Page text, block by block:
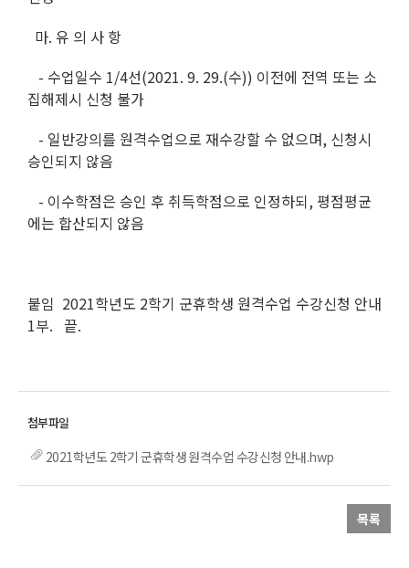
마. 유 의 사 항
- 수업일수 1/4선(2021. 9. 29.(수)) 이전에 전역 또는 소
집해제시 신청 불가
- 일반강의를 원격수업으로 재수강할 수 없으며, 신청시
승인되지 않음
- 이수학점은 승인 후 취득학점으로 인정하되, 평점평균
에는 합산되지 않음
붙임 2021학년도 2학기 군휴학생 원격수업 수강신청 안내
1부. 끝.
2021학년도 2학기 군휴학생 원격수업 수강신청 안내.hwp
목록